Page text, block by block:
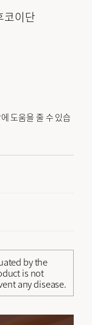
코이단
도움을 줄 수 있습
by the
is not
any disease.